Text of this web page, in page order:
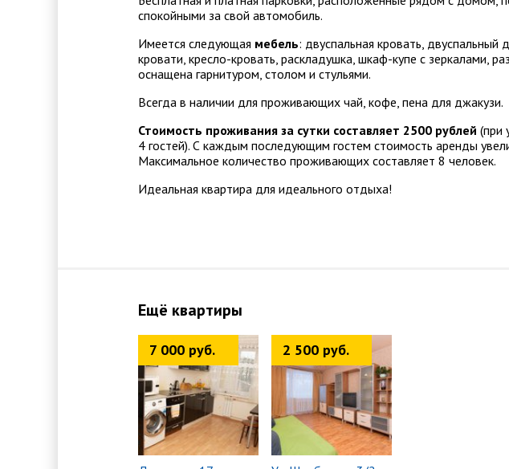
спокойными за свой автомобиль.
Имеется следующая мебель: двуспальная кровать, двуспальный
кровати, кресло-кровать, раскладушка, шкаф-купе с зеркалами,
оснащена гарнитуром, столом и стульями.
Всегда в наличии для проживающих чай, кофе, пена для джакузи.
Стоимость проживания за сутки составляет 2500 рублей (при
4 гостей). С каждым последующим гостем стоимость аренды
Максимальное количество проживающих составляет 8 человек.
Идеальная квартира для идеального отдыха!
Ещё квартиры
7 000 руб. 2 500 руб.